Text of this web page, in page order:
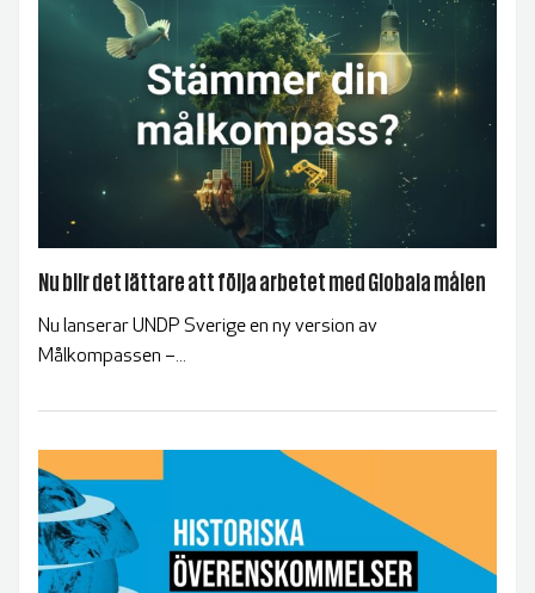
Nu blir det lättare att följa arbetet med Globala målen
Nu lanserar UNDP Sverige en ny version av
Målkompassen –...